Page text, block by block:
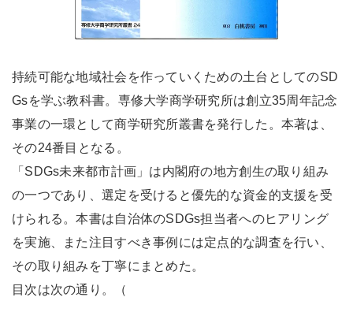
持続可能な地域社会を作っていくための土台としてのSD
Gsを学ぶ教科書。専修大学商学研究所は創立35周年記念
事業の一環として商学研究所叢書を発行した。本著は、
その24番目となる。
「SDGs未来都市計画」は内閣府の地方創生の取り組み
の一つであり、選定を受けると優先的な資金的支援を受
けられる。本書は自治体のSDGs担当者へのヒアリング
を実施、また注目すべき事例には定点的な調査を行い、
その取り組みを丁寧にまとめた。
目次は次の通り。（